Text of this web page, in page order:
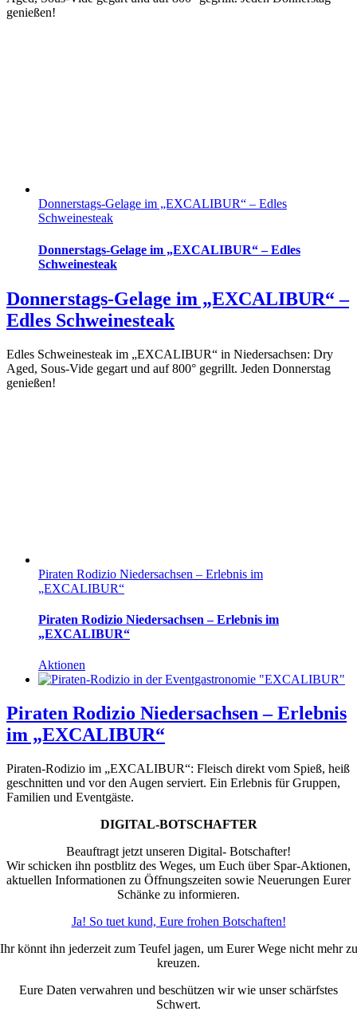
genießen!
Donnerstags-Gelage im „EXCALIBUR“ – Edles
Schweinesteak
Donnerstags-Gelage im „EXCALIBUR“ – Edles
Schweinesteak
Donnerstags-Gelage im „EXCALIBUR“ –
Edles Schweinesteak
Edles Schweinesteak im „EXCALIBUR“ in Niedersachsen: Dry
Aged, Sous-Vide gegart und auf 800° gegrillt. Jeden Donnerstag
genießen!
Piraten Rodizio Niedersachsen – Erlebnis im
„EXCALIBUR“
Piraten Rodizio Niedersachsen – Erlebnis im
„EXCALIBUR“
Aktionen
Piraten Rodizio Niedersachsen – Erlebnis
im „EXCALIBUR“
Piraten-Rodizio im „EXCALIBUR“: Fleisch direkt vom Spieß, heiß
geschnitten und vor den Augen serviert. Ein Erlebnis für Gruppen,
Familien und Eventgäste.
DIGITAL-BOTSCHAFTER
Beauftragt jetzt unseren Digital- Botschafter!
Wir schicken ihn postblitz des Weges, um Euch über Spar-Aktionen,
aktuellen Informationen zu Öffnungszeiten sowie Neuerungen Eurer
Schänke zu informieren.
Ja! So tuet kund, Eure frohen Botschaften!
Ihr könnt ihn jederzeit zum Teufel jagen, um Eurer Wege nicht mehr zu
kreuzen.
Eure Daten verwahren und beschützen wir wie unser schärfstes
Schwert.